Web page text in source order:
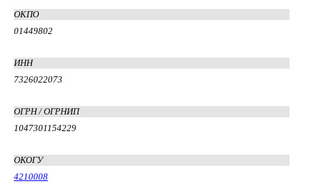
ОКПО
01449802
ИНН
7326022073
ОГРН / ОГРНИП
1047301154229
ОКОГУ
4210008